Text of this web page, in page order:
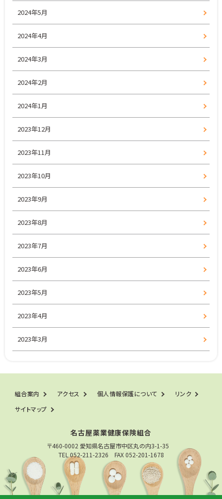
2024年5月
2024年4月
2024年3月
2024年2月
2024年1月
2023年12月
2023年11月
2023年10月
2023年9月
2023年8月
2023年7月
2023年6月
2023年5月
2023年4月
2023年3月
組合案内 アクセス 個人情報保護について
リンク
サイトマップ
名古屋薬業健康保険組合
〒460-0002 愛知県名古屋市中区丸の内3-1-35
TEL 052-211-2326 FAX 052-201-1678